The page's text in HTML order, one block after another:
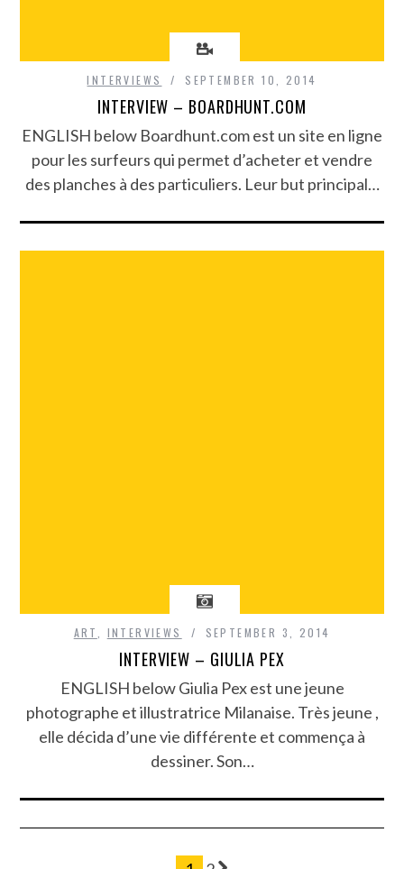
INTERVIEWS SEPTEMBER 10, 2014
INTERVIEW – BOARDHUNT.COM
ENGLISH below Boardhunt.com est un site en ligne
pour les surfeurs qui permet d’acheter et vendre
des planches à des particuliers. Leur but principal…
ART INTERVIEWS SEPTEMBER 3, 2014
INTERVIEW – GIULIA PEX
ENGLISH below Giulia Pex est une jeune
photographe et illustratrice Milanaise. Très jeune ,
elle décida d’une vie différente et commença à
dessiner. Son…